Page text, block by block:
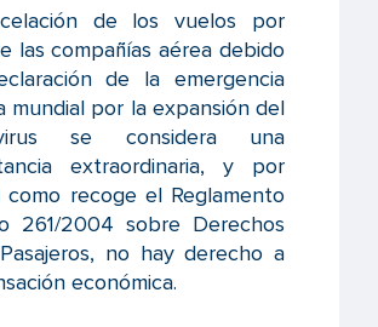
de los vuelos por
las compañías aérea debido
de la emergencia
mundial por la expansión del
se considera una
extraordinaria, y por
recoge el Reglamento
261/2004 sobre Derechos
no hay derecho a
económica.